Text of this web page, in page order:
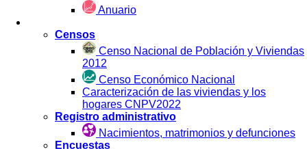
Anuario
Censos
Censo Nacional de Población y Viviendas
2012
Censo Económico Nacional
Caracterización de las viviendas y los
hogares CNPV2022
Registro administrativo
Nacimientos, matrimonios y defunciones
Encuestas